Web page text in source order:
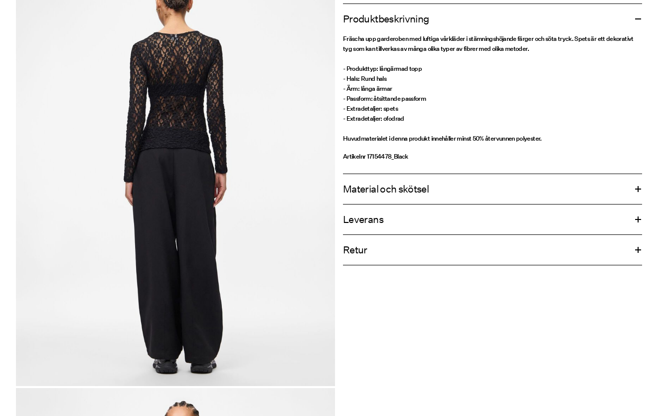
Produktbeskrivning
Fräscha upp garderoben med luftiga vårkläder i stämningshöjande färger och söta tryck. Spets är ett dekorativt
tyg som kan tillverkas av många olika typer av fibrer med olika metoder.
- Produkttyp: långärmad topp
- Hals: Rund hals
- Ärm: långa ärmar
- Passform: åtsittande passform
- Extradetaljer: spets
- Extradetaljer: ofodrad
Huvudmaterialet i denna produkt innehåller minst 50% återvunnen polyester.
Artikelnr17154478_Black
Material och skötsel
Leverans
Retur